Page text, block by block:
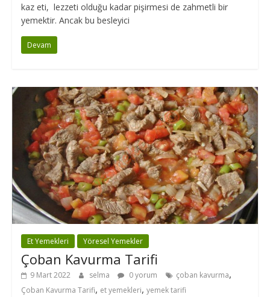
kaz eti, lezzeti olduğu kadar pişirmesi de zahmetli bir
yemektir. Ancak bu besleyici
Devam
Et Yemekleri Yöresel Yemekler
Çoban Kavurma Tarifi
9 Mart 2022 selma 0 yorum çoban kavurma,
Çoban Kavurma Tarifi, et yemekleri, yemek tarifi